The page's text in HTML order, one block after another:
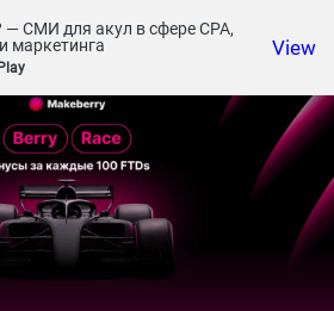
— СМИ для акул в сфере СРА,
маркетинга
View